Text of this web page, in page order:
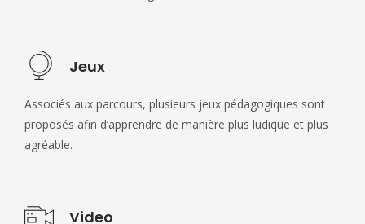
Jeux
Associés aux parcours, plusieurs jeux pédagogiques sont
proposés afin d’apprendre de manière plus ludique et plus
agréable.
Video